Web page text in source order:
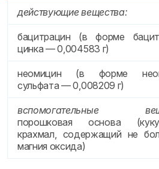
действующие вещества:
бацитрацин (в форме
цинка — 0,004583 г)
неомицин (в форме
сульфата — 0,008209 г)
вспомогательные
порошковая основа
крахмал, содержащий не
магния оксида)